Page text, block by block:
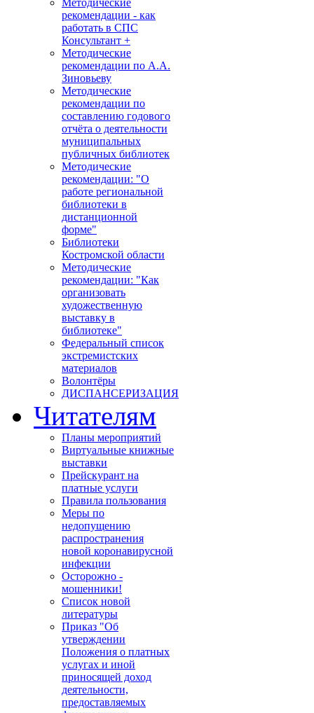
рекомендации - как
работать в СПС
Консультант +
Методические
рекомендации по А.А.
Зиновьеву
Методические
рекомендации по
составлению годового
отчёта о деятельности
муниципальных
публичных библиотек
Методические
рекомендации: "О
работе региональной
библиотеки в
дистанционной
форме"
Библиотеки
Костромской области
Методические
рекомендации: "Как
организовать
художественную
выставку в
библиотеке"
Федеральный список
экстремистских
материалов
Волонтёры
ДИСПАНСЕРИЗАЦИЯ
Читателям
Планы мероприятий
Виртуальные книжные
выставки
Прейскурант на
платные услуги
Правила пользования
Меры по
недопущению
распространения
новой коронавирусной
инфекции
Осторожно -
мошенники!
Список новой
литературы
Приказ "Об
утверждении
Положения о платных
услугах и иной
приносящей доход
деятельности,
предоставляемых